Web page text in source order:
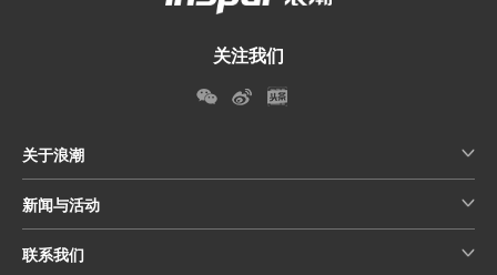
关注我们
关于浪潮
新闻与活动
联系我们